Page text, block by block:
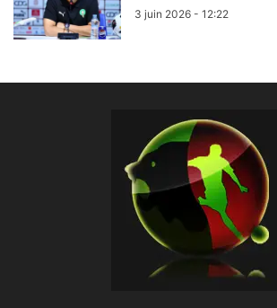
3 juin 2026 - 12:22